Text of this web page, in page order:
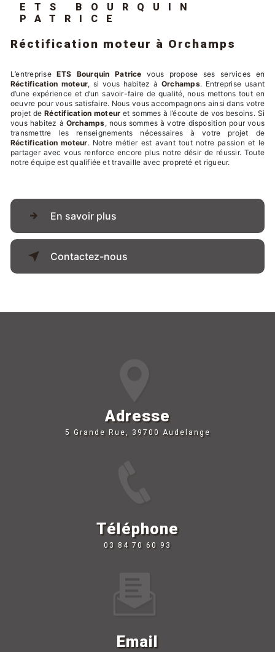
ETS BOURQUIN
PATRICE
Réctification moteur à Orchamps
L’entrepriseETS Bourquin Patrice vous propose ses services en
Réctification moteur, si vous habitez à Orchamps. Entreprise usant
d’une expérience et d’un savoir-faire de qualité, nous mettons tout en
oeuvre pour vous satisfaire. Nous vous accompagnons ainsi dans votre
projet deRéctification moteur et sommes à l’écoute de vos besoins. Si
vous habitez à Orchamps, nous sommes à votre disposition pour vous
transmettre les renseignements nécessaires à votre projet de
Réctification moteur. Notre métier est avant tout notre passion et le
partager avec vous renforce encore plus notre désir de réussir. Toute
notre équipe est qualifiée et travaille avec propreté et rigueur.
En savoir plus
Contactez-nous
Adresse
5 Grande Rue, 39700 Audelange
Téléphone
03 84 70 60 93
Email